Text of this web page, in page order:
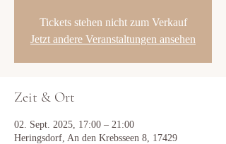
Tickets stehen nicht zum Verkauf
Jetzt andere Veranstaltungen ansehen
Zeit & Ort
02. Sept. 2025, 17:00 – 21:00
Heringsdorf, An den Krebsseen 8, 17429